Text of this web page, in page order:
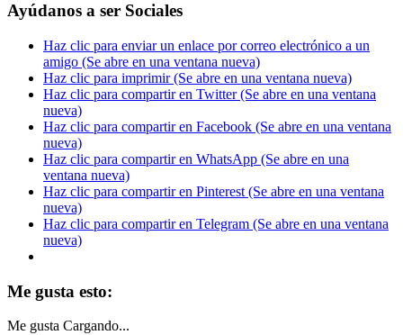
Ayúdanos a ser Sociales
Haz clic para enviar un enlace por correo electrónico a un
amigo (Se abre en una ventana nueva)
Haz clic para imprimir (Se abre en una ventana nueva)
Haz clic para compartir en Twitter (Se abre en una ventana
nueva)
Haz clic para compartir en Facebook (Se abre en una ventana
nueva)
Haz clic para compartir en WhatsApp (Se abre en una
ventana nueva)
Haz clic para compartir en Pinterest (Se abre en una ventana
nueva)
Haz clic para compartir en Telegram (Se abre en una ventana
nueva)
Me gusta esto:
Me gusta Cargando...